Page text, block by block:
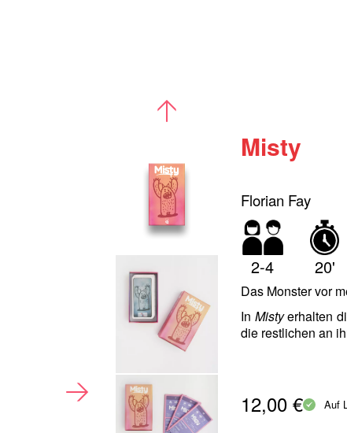
Misty
Florian Fay
2-4 20'
Das Monster vor
In Mistyerhalten
die restlichen an
12,00 € Auf